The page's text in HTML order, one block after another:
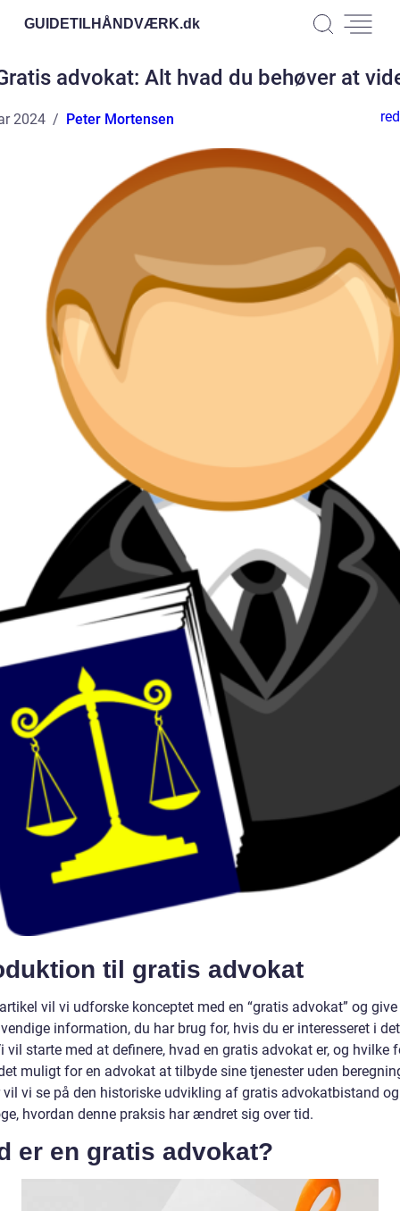
GUIDETILHÅNDVÆRK.dk
advokat: Alt hvad du behøver at
2024 Peter Mortensen
til gratis advokat
vil vi udforske konceptet med en “gratis advokat” og
information, du har brug for, hvis du er interesseret i
vil starte med at definere, hvad en gratis advokat er, og hvilke
muligt for en advokat at tilbyde sine tjenester uden
vil vi se på den historiske udvikling af gratis advokatbistand og
hvordan denne praksis har ændret sig over tid.
er en gratis advokat?